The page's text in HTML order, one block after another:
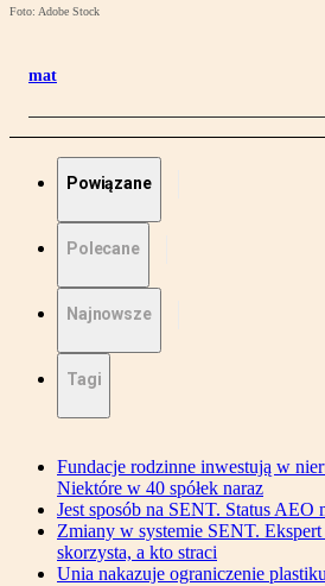
Foto: Adobe Stock
mat
Powiązane
Polecane
Najnowsze
Tagi
Fundacje rodzinne inwestują w
Niektóre w 40 spółek naraz
Jest sposób na SENT. Status AEO
Zmiany w systemie SENT.
skorzysta, a kto straci
Unia nakazuje ograniczenie